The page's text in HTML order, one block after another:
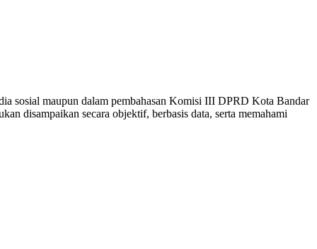
sosial maupun dalam pembahasan Komisi III DPRD Kota Bandar
disampaikan secara objektif, berbasis data, serta memahami